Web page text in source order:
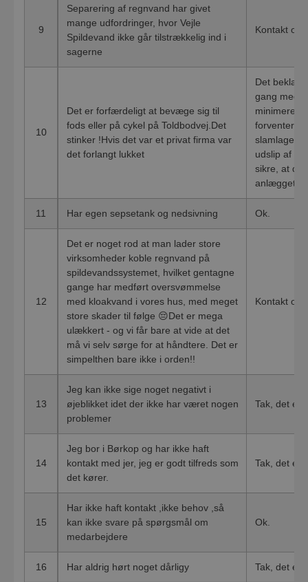
9
Separering af regnvand har givet
mange udfordringer, hvor Vejle
Spildevand ikke går tilstrækkelig ind i
sagerne
Kontakt os
10
Det er forfærdeligt at bevæge sig til
fods eller på cykel på Toldbodvej.Det
stinker !Hvis det var et privat firma var
det forlangt lukket
Det
gang med
minimere
forventer vi
udslip af
sikre, at
anlægget
11 Har egen sepsetank og nedsivning Ok.
12
Det er noget rod at man lader store
virksomheder koble regnvand på
spildevandssystemet, hvilket gentagne
gange har medført oversvømmelse
med kloakvand i vores hus, med meget
store skader til følge 😔Det er mega
ulækkert - og vi får bare at vide at det
må vi selv sørge for at håndtere. Det er
simpelthen bare ikke i orden!!
Kontakt os
13
Jeg kan ikke sige noget negativt i
øjeblikket idet der ikke har været nogen
problemer
Tak, det er
14
Jeg bor i Børkop og har ikke haft
kontakt med jer, jeg er godt tilfreds som
det kører.
Tak, det er
15
Har ikke haft kontakt ,ikke behov ,så
kan ikke svare på spørgsmål om
medarbejdere
Ok.
16 Har aldrig hørt noget dårligy Tak, det er